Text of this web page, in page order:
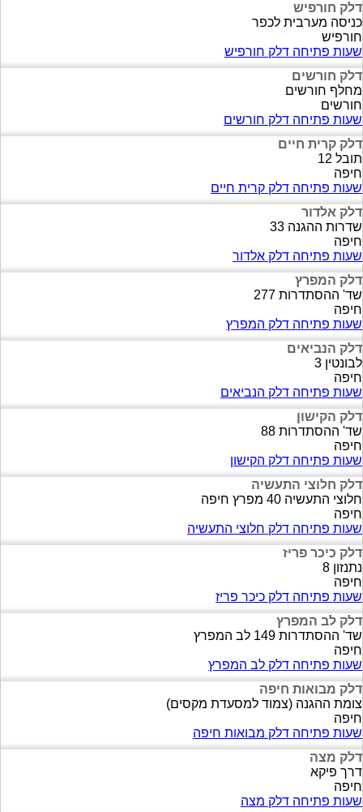
דלק חורפיש
כניסה מערבית לכפר
חורפיש
שעות פתיחה דלק חורפיש
דלק חורשים
מחלף חורשים
חורשים
שעות פתיחה דלק חורשים
דלק קרית חיים
תובל 12
חיפה
שעות פתיחה דלק קרית חיים
דלק אלדור
שדרות ההגנה 33
חיפה
שעות פתיחה דלק אלדור
דלק המפרץ
שד' ההסתדרות 277
חיפה
שעות פתיחה דלק המפרץ
דלק הנביאים
לבונטין 3
חיפה
שעות פתיחה דלק הנביאים
דלק הקישון
שד' ההסתדרות 88
חיפה
שעות פתיחה דלק הקישון
דלק חלוצי התעשיה
חלוצי התעשיה 40 מפרץ חיפה
חיפה
שעות פתיחה דלק חלוצי התעשיה
דלק כיכר פריז
נתנזון 8
חיפה
שעות פתיחה דלק כיכר פריז
דלק לב המפרץ
שד' ההסתדרות 149 לב המפרץ
חיפה
שעות פתיחה דלק לב המפרץ
דלק מבואות חיפה
צומת ההגנה (צמוד למסעדת מקסים)
חיפה
שעות פתיחה דלק מבואות חיפה
דלק מצה
דרך פיקא
חיפה
שעות פתיחה דלק מצה